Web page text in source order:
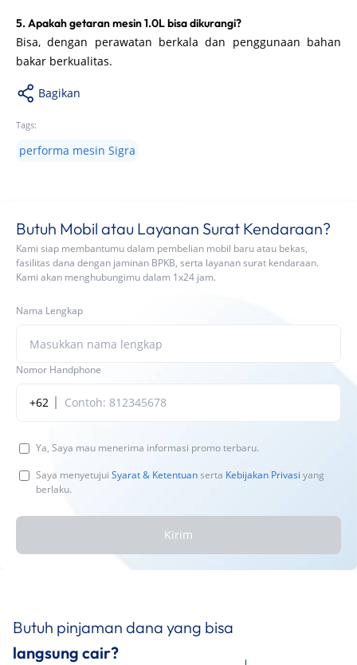
5. Apakah getaran mesin 1.0L bisa dikurangi?
Bisa, dengan perawatan berkala dan penggunaan bahan
bakar berkualitas.
Bagikan
Tags:
performa mesin Sigra
Butuh Mobil atau Layanan Surat Kendaraan?
Kami siap membantumu dalam pembelian mobil baru atau bekas,
fasilitas dana dengan jaminan BPKB, serta layanan surat kendaraan.
Kami akan menghubungimu dalam 1x24 jam.
Nama Lengkap
Nomor Handphone
+62
Ya, Saya mau menerima informasi promo terbaru.
Saya menyetujui Syarat & Ketentuanserta Kebijakan Privasi yang
berlaku.
Kirim
Butuh pinjaman dana yang bisa
langsung cair?